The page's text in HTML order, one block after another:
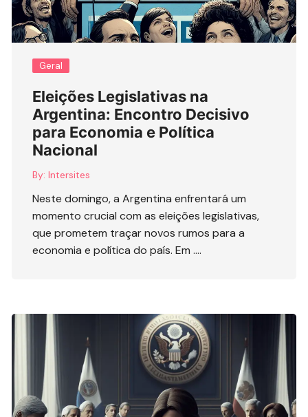
Geral
Eleições Legislativas na
Argentina: Encontro Decisivo
para Economia e Política
Nacional
By: Intersites
Neste domingo, a Argentina enfrentará um
momento crucial com as eleições legislativas,
que prometem traçar novos rumos para a
economia e política do país. Em ….